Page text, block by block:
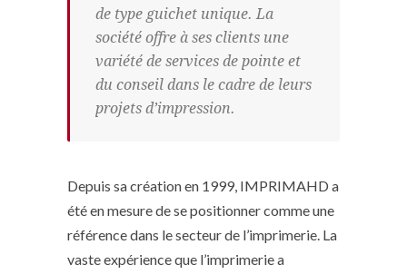
de type guichet unique. La
société offre à ses clients une
variété de services de pointe et
du conseil dans le cadre de leurs
projets d’impression.
Depuis sa création en 1999, IMPRIMAHD a
été en mesure de se positionner comme une
référence dans le secteur de l’imprimerie. La
vaste expérience que l’imprimerie a